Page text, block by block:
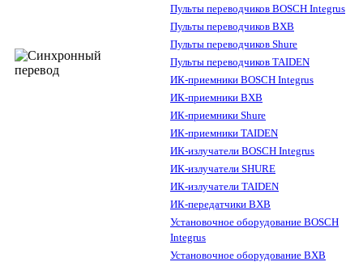
Пульты переводчиков BOSCH Integrus
Пульты переводчиков BXB
Пульты переводчиков Shure
Пульты переводчиков TAIDEN
ИК-приемники BOSCH Integrus
ИК-приемники BXB
ИК-приемники Shure
ИК-приемники TAIDEN
ИК-излучатели BOSCH Integrus
ИК-излучатели SHURE
ИК-излучатели TAIDEN
ИК-передатчики BXB
Установочное оборудование BOSCH
Integrus
Установочное оборудование BXB